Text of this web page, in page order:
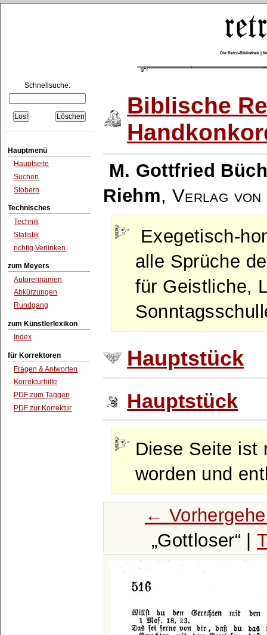
Die Retro-Bibliothek |
Schnellsuche:
Hauptmenü
Hauptseite
Suchen
Stöbern
Technisches
Technik
Statistik
richtig Verlinken
zum Meyers
Autorennamen
Abkürzungen
Rundgang
zum Künstlerlexikon
Index
für Korrektoren
Fragen & Antworten
Korrekturhilfe
PDF zum Taggen
PDF zur Korrektur
Biblische
M. Gottfried
Riehm, Verlag von
Exegetisch-
alle Sprüche
für Geistliche,
Hauptstück
Hauptstück
Diese Seite ist
worden und
←
Gottloser
|